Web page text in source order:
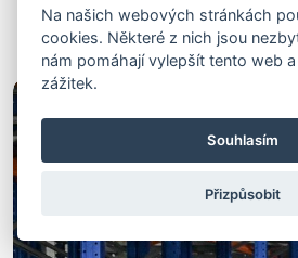
Velkoobjemové Regály
velkoobjemové regály - skladové
Na našich webových stránkách
cookies. Některé z nich jsou
nám pomáhají vylepšít tento web
zážitek.
Souhlasím
Přizpůsobit